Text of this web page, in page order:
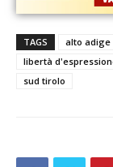
TAGS alto adige
libertà
sud tirolo